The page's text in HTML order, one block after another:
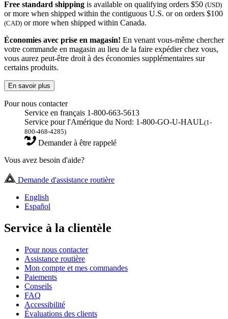
Free standard shipping is available on qualifying orders $50 (USD)
or more when shipped within the contiguous U.S. or on orders $100
(CAD) or more when shipped within Canada.
Économies avec prise en magasin! En venant vous-même chercher
votre commande en magasin au lieu de la faire expédier chez vous,
vous aurez peut-être droit à des économies supplémentaires sur
certains produits.
En savoir plus
Pour nous contacter
Service en français 1-800-663-5613
Service pour l'Amérique du Nord: 1-800-GO-U-HAUL(1-
800-468-4285)
Demander à être rappelé
Vous avez besoin d'aide?
Demande d'assistance routière
English
Español
Service à la clientèle
Pour nous contacter
Assistance routière
Mon compte et mes commandes
Paiements
Conseils
FAQ
Accessibilité
Évaluations des clients